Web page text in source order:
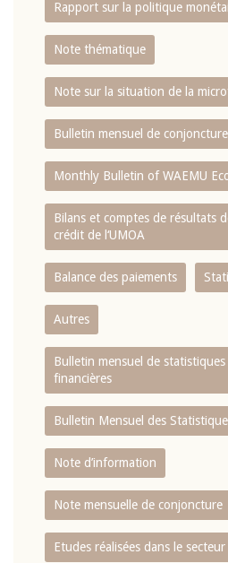
Rapport sur la politique
Note thématique
Note sur la situation de la
Bulletin mensuel de
Monthly Bulletin of WAEMU
Bilans et comptes de résultats
crédit de l‘UMOA
Balance des paiements
Autres
Bulletin mensuel de
financières
Bulletin Mensuel des
Note d’information
Note mensuelle de conjoncture
Etudes réalisées dans le